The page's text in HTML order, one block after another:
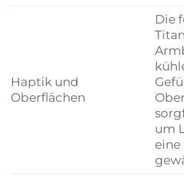
Haptik und
Oberflächen
Die
um
eine